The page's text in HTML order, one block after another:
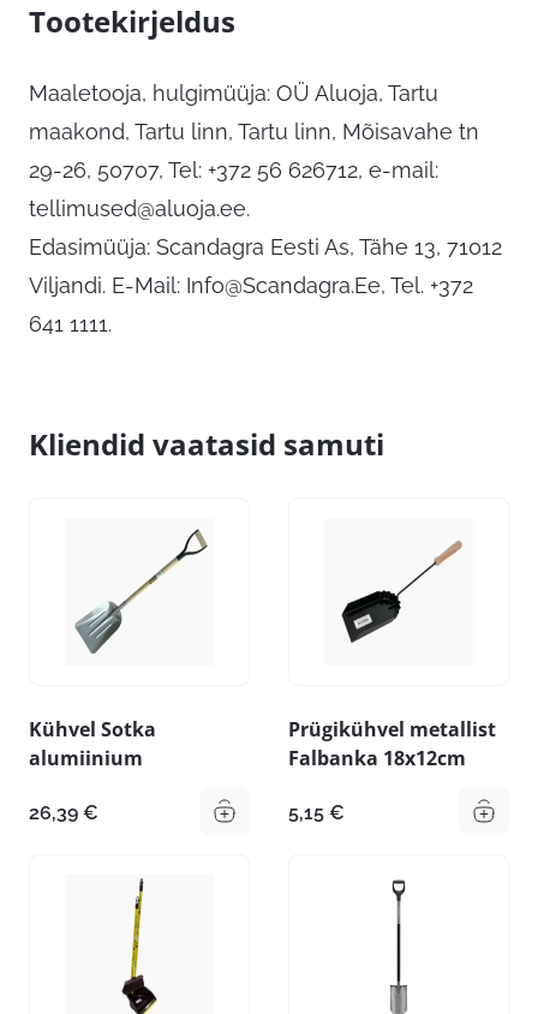
Tootekirjeldus
Maaletooja, hulgimüüja: OÜ Aluoja, Tartu
maakond, Tartu linn, Tartu linn, Mõisavahe tn
29-26, 50707, Tel: +372 56 626712, e-mail:
tellimused@aluoja.ee.
Edasimüüja: Scandagra Eesti As, Tähe 13, 71012
Viljandi. E-Mail: Info@Scandagra.Ee, Tel. +372
641 1111.
Kliendid vaatasid samuti
Kühvel Sotka
alumiinium
26,39 €
Prügikühvel metallist
Falbanka 18x12cm
5,15 €